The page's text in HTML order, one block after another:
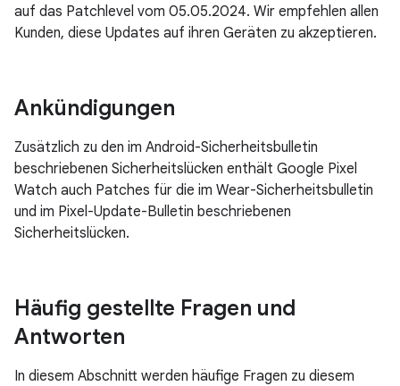
auf das Patchlevel vom 05.05.2024. Wir empfehlen allen
Kunden, diese Updates auf ihren Geräten zu akzeptieren.
Ankündigungen
Zusätzlich zu den im Android-Sicherheitsbulletin
beschriebenen Sicherheitslücken enthält Google Pixel
Watch auch Patches für die im Wear-Sicherheitsbulletin
und im Pixel-Update-Bulletin beschriebenen
Sicherheitslücken.
Häufig gestellte Fragen und
Antworten
In diesem Abschnitt werden häufige Fragen zu diesem